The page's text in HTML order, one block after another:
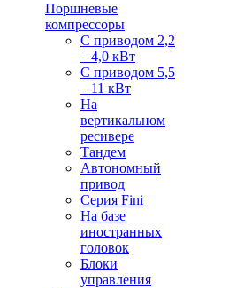
Поршневые
компрессоры
С приводом 2,2
– 4,0 кВт
С приводом 5,5
– 11 кВт
На
вертикальном
ресивере
Тандем
Автономный
привод
Серия Fini
На базе
иностранных
головок
Блоки
управления